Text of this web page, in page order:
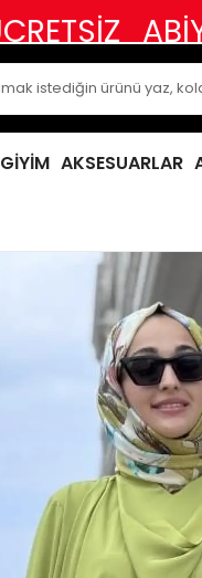
ABİYE,
AKSESUARLAR